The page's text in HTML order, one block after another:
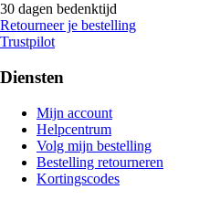
30 dagen bedenktijd
Retourneer je bestelling
Trustpilot
Diensten
Mijn account
Helpcentrum
Volg mijn bestelling
Bestelling retourneren
Kortingscodes